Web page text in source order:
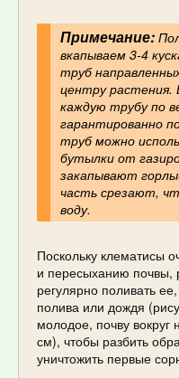
Примечание:
вкапываем 3-4
труб
центру растения.
каждую трубу по
гарантированно
труб можно
бутылки от
закапывают
часть срезают,
воду.
Поскольку клематисы
и пересыханию почвы,
регулярно поливать
полива или дождя
молодое, почву вокруг
см), чтобы разбить
уничтожить первые